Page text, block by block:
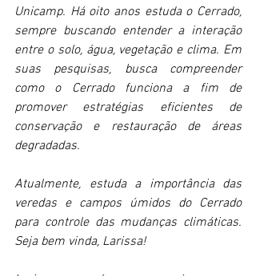
Unicamp. Há oito anos estuda o Cerrado,
sempre buscando entender a interação
entre o solo, água, vegetação e clima. Em
suas pesquisas, busca compreender
como o Cerrado funciona a fim de
promover estratégias eficientes de
conservação e restauração de áreas
degradadas.
Atualmente, estuda a importância das
veredas e campos úmidos do Cerrado
para controle das mudanças climáticas.
Seja bem vinda, Larissa!